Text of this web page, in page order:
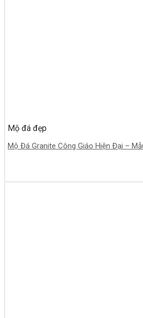
Mộ đá đẹp
Mộ Đá Granite Công Giáo Hiện Đại –